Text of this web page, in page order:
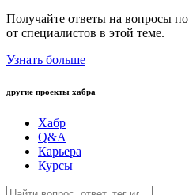
Получайте ответы на вопросы
от специалистов в этой теме.
Узнать больше
другие проекты хабра
Хабр
Q&A
Карьера
Курсы